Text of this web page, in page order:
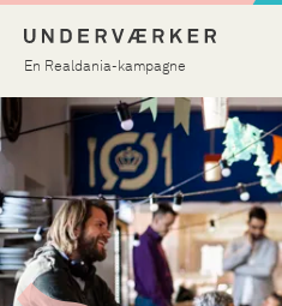
En Realdania-kampagne